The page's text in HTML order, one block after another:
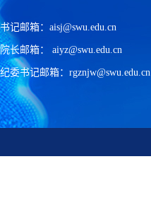
书记邮箱：aisj@swu.edu.cn
院长邮箱： aiyz@swu.edu.cn
纪委书记邮箱：rgznjw@swu.edu.cn